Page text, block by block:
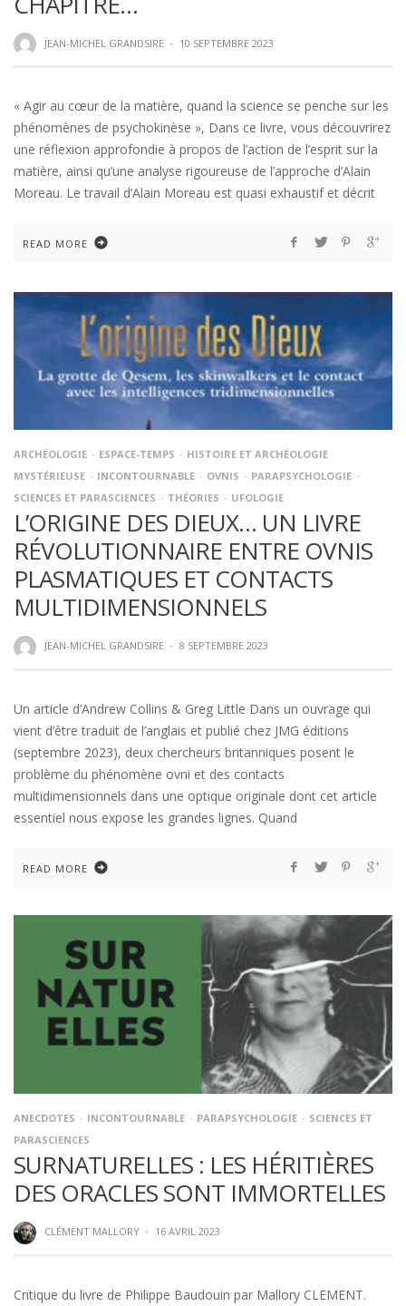
JEAN-MICHEL GRANDSIRE · 10 SEPTEMBRE 2023
« Agir au cœur de la matière, quand la science se penche sur les
phénomènes de psychokinèse », Dans ce livre, vous découvrirez
une réflexion approfondie à propos de l’action de l’esprit sur la
matière, ainsi qu’une analyse rigoureuse de l’approche d’Alain
Moreau. Le travail d’Alain Moreau est quasi exhaustif et décrit
READ MORE
ARCHÉOLOGIE ESPACE-TEMPS
HISTOIRE ET ARCHÉOLOGIE
MYSTÉRIEUSE
INCONTOURNABLE OVNIS
PARAPSYCHOLOGIE
SCIENCES ET PARASCIENCES
THÉORIES UFOLOGIE
L’ORIGINE DES DIEUX… UN LIVRE
RÉVOLUTIONNAIRE ENTRE OVNIS
PLASMATIQUES ET CONTACTS
MULTIDIMENSIONNELS
JEAN-MICHEL GRANDSIRE · 8 SEPTEMBRE 2023
Un article d’Andrew Collins & Greg Little Dans un ouvrage qui
vient d’être traduit de l’anglais et publié chez JMG éditions
(septembre 2023), deux chercheurs britanniques posent le
problème du phénomène ovni et des contacts
multidimensionnels dans une optique originale dont cet article
essentiel nous expose les grandes lignes. Quand
READ MORE
ANECDOTES INCONTOURNABLE PARAPSYCHOLOGIE
SCIENCES ET
PARASCIENCES
SURNATURELLES : LES HÉRITIÈRES
DES ORACLES SONT IMMORTELLES
CLÉMENT MALLORY · 16 AVRIL 2023
Critique du livre de Philippe Baudouin par Mallory CLEMENT.